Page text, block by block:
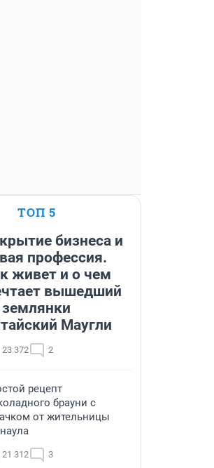
ТОП 5
бизнеса и
профессия.
живет и о чем
вышедший
землянки
Маугли
23 372 2
рецепт
брауни с
от жительницы
21 312 3